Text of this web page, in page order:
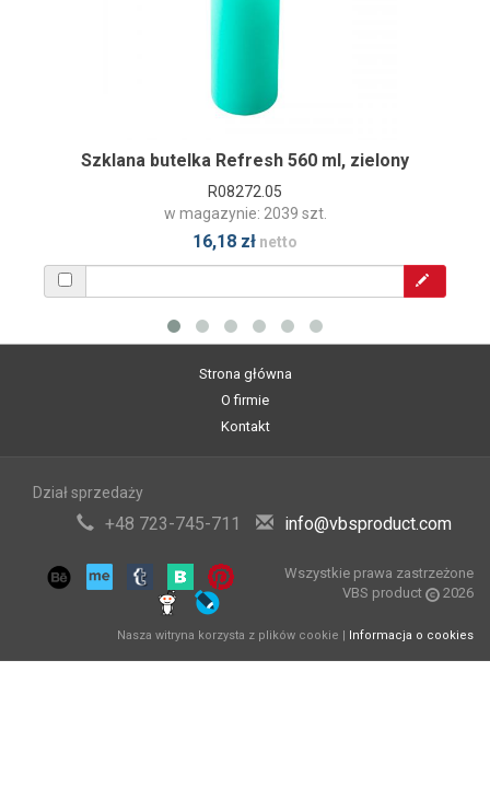
Szklana butelka Refresh 560 ml, zielony
R08272.05
w magazynie: 2039 szt.
16,18 zł netto
Strona główna
O firmie
Kontakt
Dział sprzedaży
+48 723-745-711 info@vbsproduct.com
Wszystkie prawa zastrzeżone
VBS product
2026
Nasza witryna korzysta z plików cookie | Informacja o cookies